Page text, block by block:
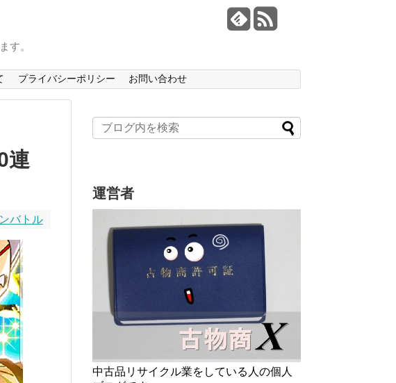
す。
プライバシーポリシー お問い合わせ
連
バトル
運営者
中古品リサイクル業をしている人の個人